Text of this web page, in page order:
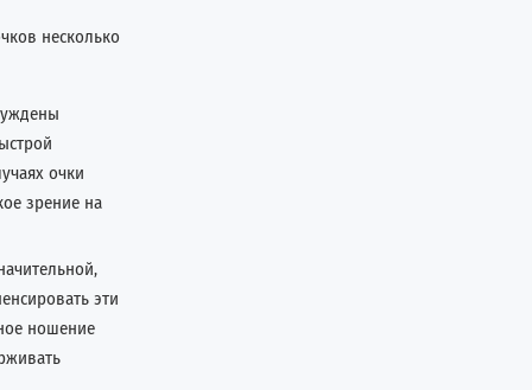
несколько
очки
зрение на
эти
ношение